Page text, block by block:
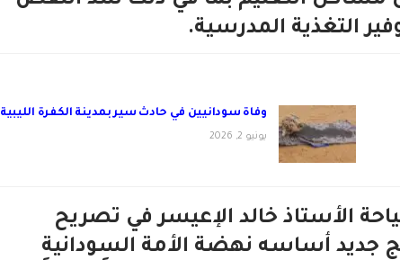
التغذية المدرسية.
وفاة سودانيين في حادث سير بمدينة الكفرة الليبية
يونيو 2, 2026
الأستاذ خالد الإعيسر في تصريح
أساسه نهضة الأمة السودانية